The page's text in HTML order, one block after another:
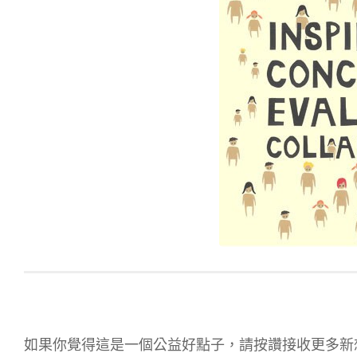
如果你覺得這是一個公益好點子，請按讚接收更多